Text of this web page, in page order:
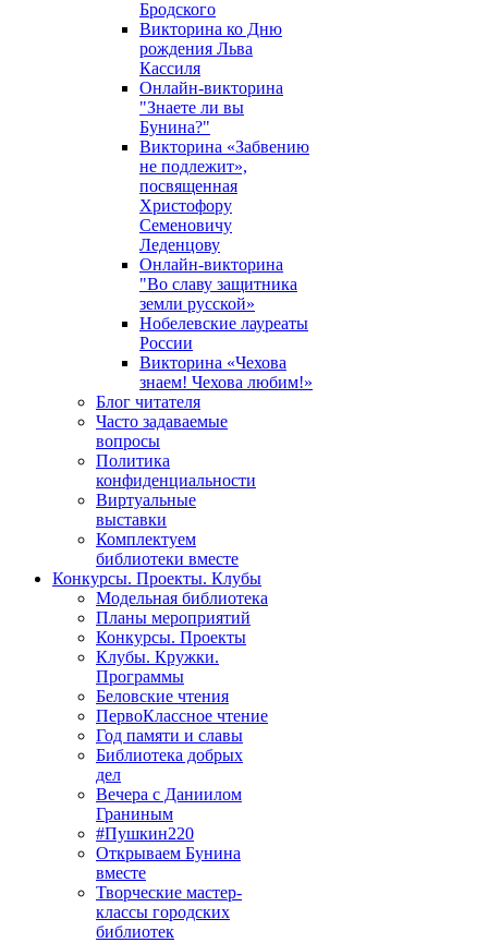
Бродского
Викторина ко Дню
рождения Льва
Кассиля
Онлайн-викторина
"Знаете ли вы
Бунина?"
Викторина «Забвению
не подлежит»,
посвященная
Христофору
Семеновичу
Леденцову
Онлайн-викторина
"Во славу защитника
земли русской»
Нобелевские лауреаты
России
Викторина «Чехова
знаем! Чехова любим!»
Блог читателя
Часто задаваемые
вопросы
Политика
конфиденциальности
Виртуальные
выставки
Комплектуем
библиотеки вместе
Конкурсы. Проекты. Клубы
Модельная библиотека
Планы мероприятий
Конкурсы. Проекты
Клубы. Кружки.
Программы
Беловские чтения
ПервоКлассное чтение
Год памяти и славы
Библиотека добрых
дел
Вечера с Даниилом
Граниным
#Пушкин220
Открываем Бунина
вместе
Творческие мастер-
классы городских
библиотек